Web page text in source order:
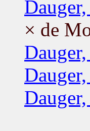
× de